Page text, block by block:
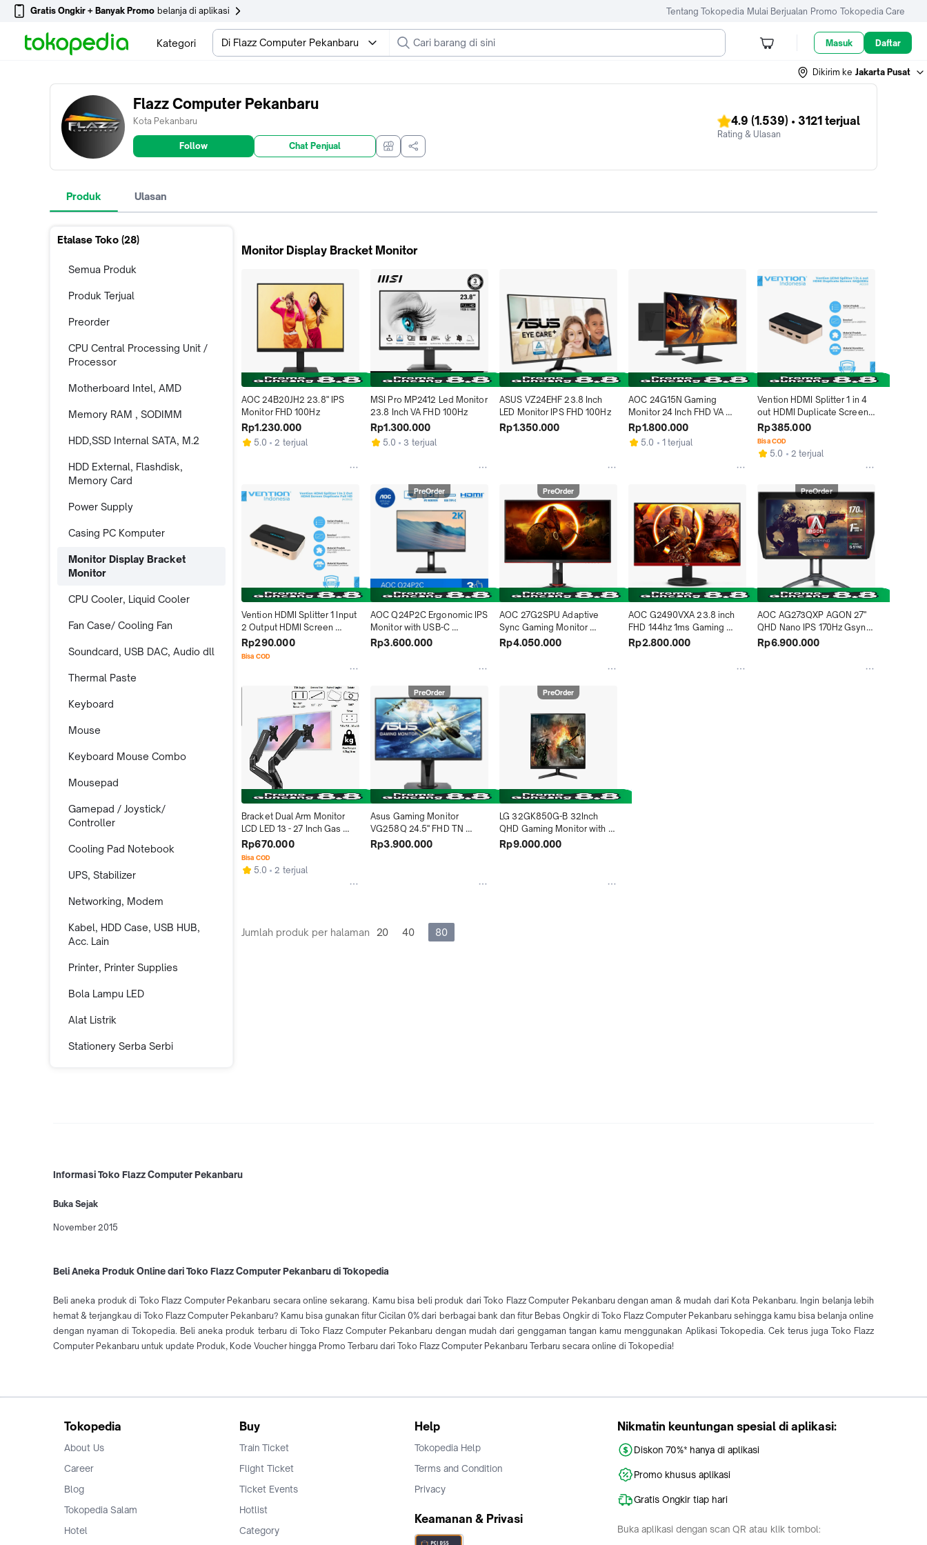
Gratis Ongkir + Banyak Promo belanja di aplikasi Tentang Tokopedia Mulai Berjualan Promo Tokopedia Care
Kategori Di Flazz Computer Pekanbaru Masuk Daftar
Dikirim ke Jakarta Pusat
Flazz Computer Pekanbaru
Kota Pekanbaru
Follow Chat Penjual
4.9 (1.539) • 3121 terjual
Rating & Ulasan
Produk Ulasan
Etalase Toko (28)
Semua Produk
Produk Terjual
Preorder
CPU Central Processing Unit /
Processor
Motherboard Intel, AMD
Memory RAM , SODIMM
HDD,SSD Internal SATA, M.2
HDD External, Flashdisk,
Memory Card
Power Supply
Casing PC Komputer
Monitor Display Bracket
Monitor
CPU Cooler, Liquid Cooler
Fan Case/ Cooling Fan
Soundcard, USB DAC, Audio dll
Thermal Paste
Keyboard
Mouse
Keyboard Mouse Combo
Mousepad
Gamepad / Joystick/
Controller
Cooling Pad Notebook
UPS, Stabilizer
Networking, Modem
Kabel, HDD Case, USB HUB,
Acc. Lain
Printer, Printer Supplies
Bola Lampu LED
Alat Listrik
Stationery Serba Serbi
Monitor Display Bracket Monitor
AOC 24B20JH2 23.8" IPS
Monitor FHD 100Hz
Rp1.230.000
5.0 2 terjual
MSI Pro MP2412 Led Monitor
23.8 Inch VA FHD 100Hz
Rp1.300.000
5.0 3 terjual
ASUS VZ24EHF 23.8 Inch
LED Monitor IPS FHD 100Hz
Rp1.350.000
AOC 24G15N Gaming
Monitor 24 Inch FHD VA
180Hz
Rp1.800.000
5.0 1 terjual
Vention HDMI Splitter 1 in 4
out HDMI Duplicate Screen
4K@30Hz ACC EU
Rp385.000
Bisa COD
5.0 2 terjual
Vention HDMI Splitter 1 Input
2 Output HDMI Screen
Duplicate Full HD
Rp290.000
Bisa COD
PreOrder
AOC Q24P2C Ergonomic IPS
Monitor with USB-C
(23"/4ms/QHD)
Rp3.600.000
PreOrder
AOC 27G2SPU Adaptive
Sync Gaming Monitor
(27"/1ms/IPS/165hz/FHD)
Rp4.050.000
AOC G2490VXA 23.8 inch
FHD 144hz 1ms Gaming
Monitor Built-In Speaker
Rp2.800.000
PreOrder
AOC AG273QXP AGON 27"
QHD Nano IPS 170Hz Gsync
HDR Gaming Monitor
Rp6.900.000
Bracket Dual Arm Monitor
LCD LED 13 - 27 Inch Gas
Spring
Rp670.000
Bisa COD
5.0 2 terjual
PreOrder
Asus Gaming Monitor
VG258Q 24.5" FHD TN
144Hz 1ms FreeSync
Rp3.900.000
PreOrder
LG 32GK850G-B 32Inch
QHD Gaming Monitor with
G-SYNC
Rp9.000.000
Jumlah produk per halaman 20 40 80
Informasi Toko Flazz Computer Pekanbaru
Buka Sejak
November 2015
Beli Aneka Produk Online dari Toko Flazz Computer Pekanbaru di Tokopedia
Beli aneka produk di Toko Flazz Computer Pekanbaru secara online sekarang. Kamu bisa beli produk dari Toko Flazz Computer Pekanbaru dengan aman & mudah dari Kota Pekanbaru. Ingin belanja lebih
hemat & terjangkau di Toko Flazz Computer Pekanbaru? Kamu bisa gunakan fitur Cicilan 0% dari berbagai bank dan fitur Bebas Ongkir di Toko Flazz Computer Pekanbaru sehingga kamu bisa belanja online
dengan nyaman di Tokopedia. Beli aneka produk terbaru di Toko Flazz Computer Pekanbaru dengan mudah dari genggaman tangan kamu menggunakan Aplikasi Tokopedia. Cek terus juga Toko Flazz
Computer Pekanbaru untuk update Produk, Kode Voucher hingga Promo Terbaru dari Toko Flazz Computer Pekanbaru Terbaru secara online di Tokopedia!
Tokopedia
About Us
Career
Blog
Tokopedia Salam
Hotel
Buy
Train Ticket
Flight Ticket
Ticket Events
Hotlist
Category
Help
Tokopedia Help
Terms and Condition
Privacy
Keamanan & Privasi
Nikmatin keuntungan spesial di aplikasi:
Diskon 70%* hanya di aplikasi
Promo khusus aplikasi
Gratis Ongkir tiap hari
Buka aplikasi dengan scan QR atau klik tombol: